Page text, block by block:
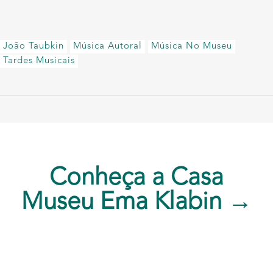
João Taubkin Música Autoral
Música No Museu
Tardes Musicais
Conheça a Casa
Museu Ema Klabin →